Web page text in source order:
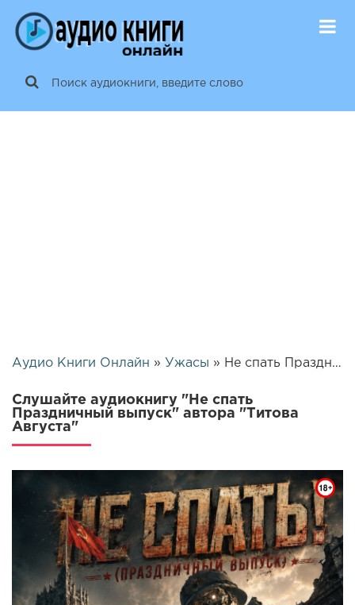
Аудио Книги Онлайн » Ужасы » Не спать Праздничный выпуск | 26276
Слушайте аудиокнигу "Не спать
Праздничный выпуск" автора "Титова
Августа"